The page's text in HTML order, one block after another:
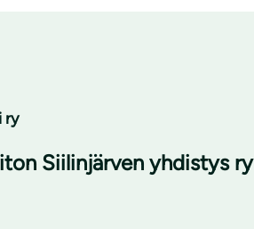
ry
Siilinjärven yhdistys ry